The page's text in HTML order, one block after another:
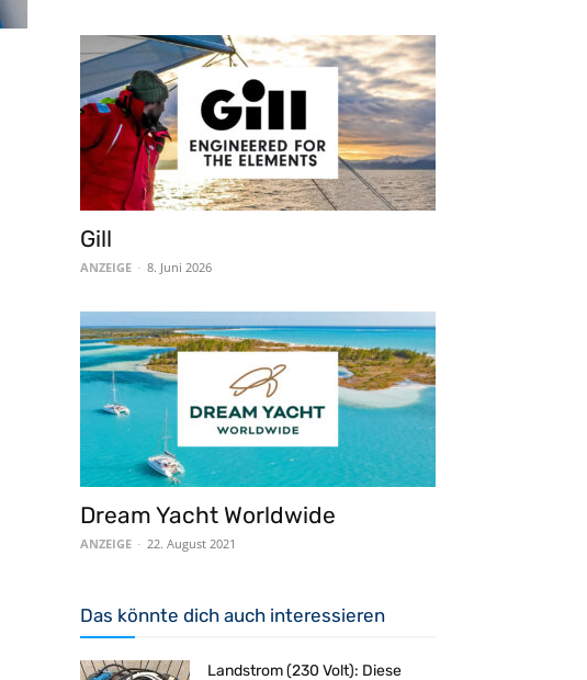
Gill
ANZEIGE - 8. Juni 2026
Dream Yacht Worldwide
ANZEIGE - 22. August 2021
Das könnte dich auch interessieren
Landstrom (230 Volt): Diese